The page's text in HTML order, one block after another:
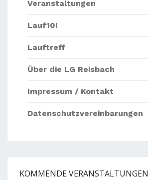
Veranstaltungen
Lauf10!
Lauftreff
Über die LG Reisbach
Impressum / Kontakt
Datenschutzvereinbarungen
KOMMENDE VERANSTALTUNGEN